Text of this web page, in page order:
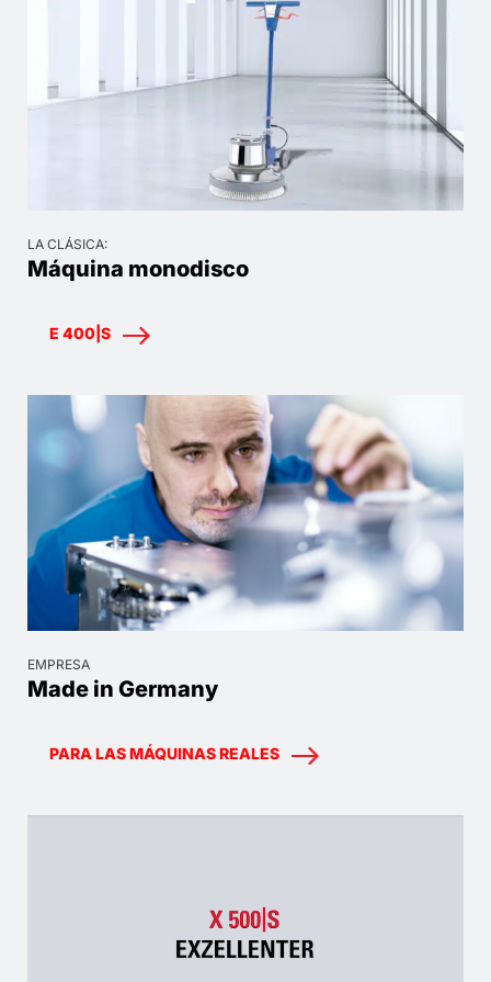
LA CLÁSICA:
Máquina monodisco
E 400|S
EMPRESA
Made in Germany
PARA LAS MÁQUINAS REALES